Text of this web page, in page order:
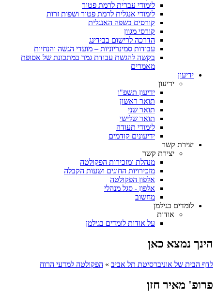
לימודי עברית לרמת פטור
לימודי אנגלית לרמת פטור ושפות זרות
קורסים בשפה האנגלית
קורסי מגוון
הדרכה לרישום בבידינג
עבודות סמינריוניות – מועדי הגשה והנחיות
בקשה להגשת עבודת גמר במתכונת של אסופת
מאמרים
ידיעון
ידיעון
ידיעון תשפ"ו
תואר ראשון
תואר שני
תואר שלישי
לימודי תעודה
ידיעונים קודמים
יצירת קשר
יצירת קשר
מנהלת ומזכירות הפקולטה
מזכירויות החוגים ושעות הקבלה
אלפון הפקולטה
אלפון - סגל מנהלי
מחשוב
לומדים בגילמן
אודות
על אודות לומדים בגילמן
הינך נמצא כאן
לדף הבית של אוניברסיטת תל אביב » הפקולטה למדעי הרוח
פרופ' מאיר חזן